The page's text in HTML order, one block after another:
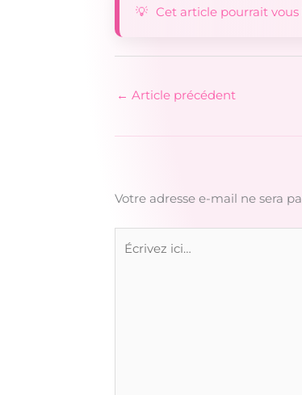
Cet article pourrait vous
← Article précédent
Votre adresse e-mail ne sera